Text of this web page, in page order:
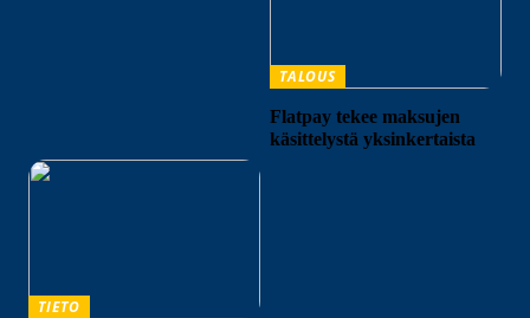
TALOUS
Flatpay tekee maksujen
käsittelystä yksinkertaista
TIETO